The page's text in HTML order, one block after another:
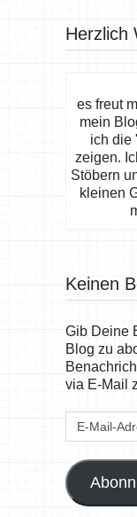
Herzlich
es freut
mein
ich die
zeigen.
Stöbern
kleinen
Keinen
Gib Deine
Blog zu
via E-Mail
E-